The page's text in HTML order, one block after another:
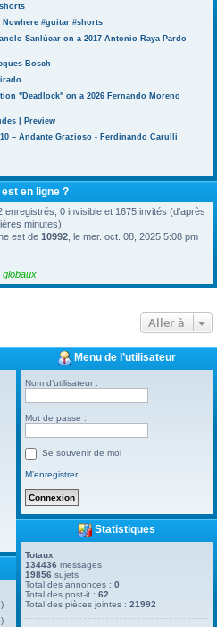
Nowhere #guitar #shorts
Sanlúcar on a 2017 Antonio Raya Pardo
Bosch
"Deadlock" on a 2026 Fernando Moreno
| Preview
– Andante Grazioso - Ferdinando Carulli
est en ligne ?
enregistrés, 0 invisible et 1675 invités (d’après
minutes)
est de 10992 , le mer. oct. 08, 2025 5:08 pm
globaux
Aller à
Menu de l’utilisateur
Nom d’utilisateur :
Mot de passe :
Se souvenir de moi
M’enregistrer
Statistiques
Totaux
134436 messages
19856 sujets
Total des annonces :0
Total des post-it :62
Total des pièces jointes :21992